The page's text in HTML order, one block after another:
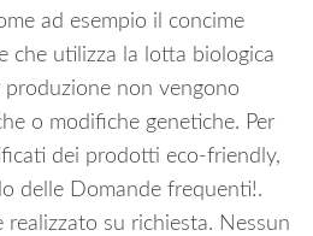
ad esempio il concime
che utilizza la lotta biologica
non vengono
o modifiche genetiche. Per
dei prodotti eco-friendly,
delle Domande frequenti!.
su richiesta. Nessun